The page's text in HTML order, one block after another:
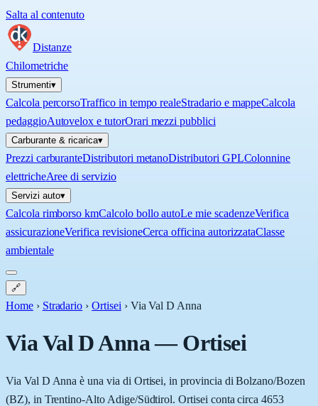
Salta al contenuto
Distanze
Chilometriche
Strumenti▾
Calcola percorsoTraffico in tempo realeStradario e mappeCalcola
pedaggioAutovelox e tutorOrari mezzi pubblici
Carburante & ricarica▾
Prezzi carburanteDistributori metanoDistributori GPLColonnine
elettricheAree di servizio
Servizi auto▾
Calcola rimborso kmCalcolo bollo autoLe mie scadenzeVerifica
assicurazioneVerifica revisioneCerca officina autorizzataClasse
ambientale
🔗
Home › Stradario › Ortisei › Via Val D Anna
Via Val D Anna—Ortisei
Via Val D Anna è una via di Ortisei, in provincia di Bolzano/Bozen
(BZ), in Trentino-Alto Adige/Südtirol. Ortisei conta circa 4653